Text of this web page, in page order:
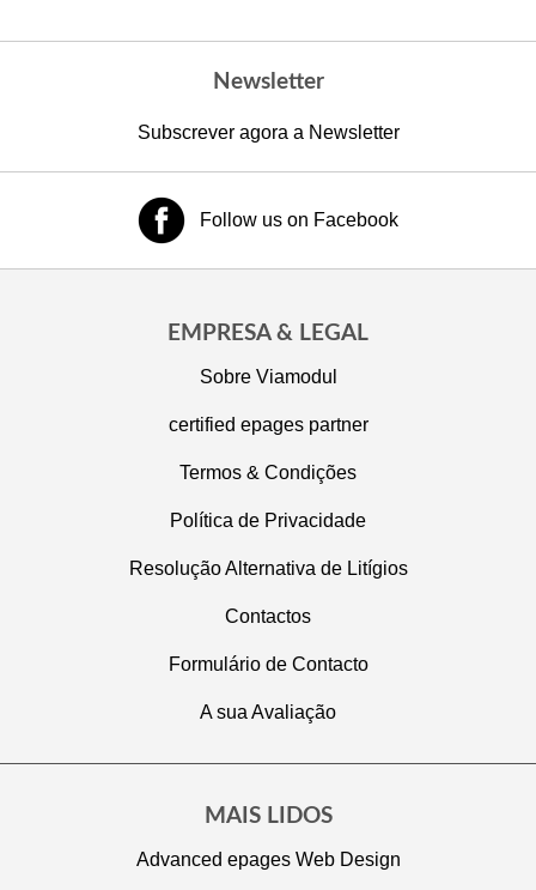
Newsletter
Subscrever agora a Newsletter
Follow us on Facebook
EMPRESA & LEGAL
Sobre Viamodul
certified epages partner
Termos & Condições
Política de Privacidade
Resolução Alternativa de Litígios
Contactos
Formulário de Contacto
A sua Avaliação
MAIS LIDOS
Advanced epages Web Design